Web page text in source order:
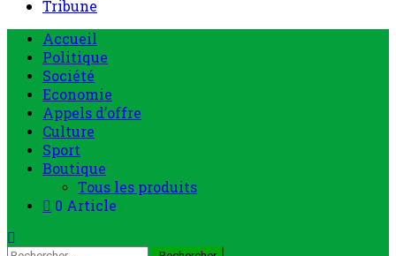
Tribune
Menu
principal
Accueil
Politique
Société
Economie
Appels d’offre
Culture
Sport
Boutique
Tous les produits
0 Article